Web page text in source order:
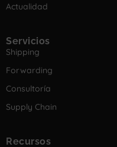
Actualidad
Servicios
Shipping
Forwarding
Consultoría
Supply Chain
Recursos